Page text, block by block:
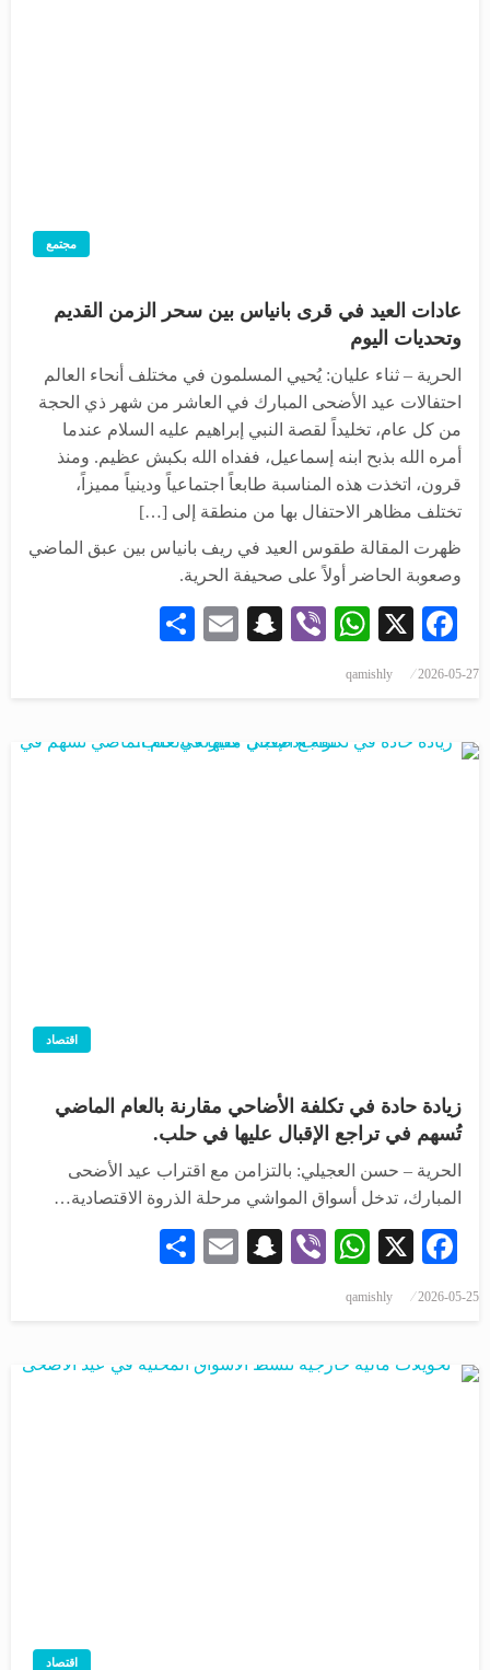
مجتمع
عادات العيد في قرى بانياس بين سحر الزمن القديم
وتحديات اليوم
الحرية – ثناء عليان: يُحيي المسلمون في مختلف أنحاء العالم
احتفالات عيد الأضحى المبارك في العاشر من شهر ذي الحجة
من كل عام، تخليداً لقصة النبي إبراهيم عليه السلام عندما
أمره الله بذبح ابنه إسماعيل، ففداه الله بكبش عظيم. ومنذ
قرون، اتخذت هذه المناسبة طابعاً اجتماعياً ودينياً مميزاً،
تختلف مظاهر الاحتفال بها من منطقة إلى […]
ظهرت المقالة طقوس العيد في ريف بانياس بين عبق الماضي
وصعوبة الحاضر أولاً على صحيفة الحرية.
Facebook
X
WhatsApp
Viber
Snapchat
Email
نُشر
2026-05-27
qamishly
اقتصاد
زيادة حادة في تكلفة الأضاحي مقارنة بالعام الماضي
تُسهم في تراجع الإقبال عليها في حلب.
الحرية – حسن العجيلي: بالتزامن مع اقتراب عيد الأضحى
المبارك، تدخل أسواق المواشي مرحلة الذروة الاقتصادية…
Facebook
X
WhatsApp
Viber
Snapchat
Email
نُشر
2026-05-25
qamishly
اقتصاد